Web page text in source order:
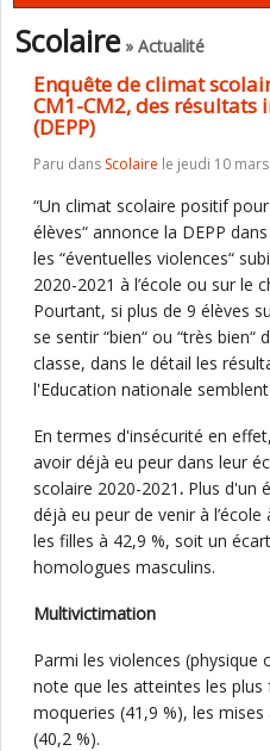
Scolaire» Actualité
Enquête de climat
CM1-CM2, des
(DEPP)
Paru dans Scolaire le jeudi 10
“Un climat scolaire positif
élèves“ annonce la DEPP
les “éventuelles violences“
2020-2021 à l’école ou sur le
Pourtant, si plus de 9 élèves
se sentir “bien“ ou “très
classe, dans le détail les
l'Education nationale
En termes d'insécurité en
avoir déjà eu peur dans leur
scolaire 2020-2021. Plus d'un
déjà eu peur de venir à
les filles à 42,9 %, soit un
homologues masculins.
Multivictimation
Parmi les violences (physique
note que les atteintes les
moqueries (41,9 %), les mises
(40,2 %).